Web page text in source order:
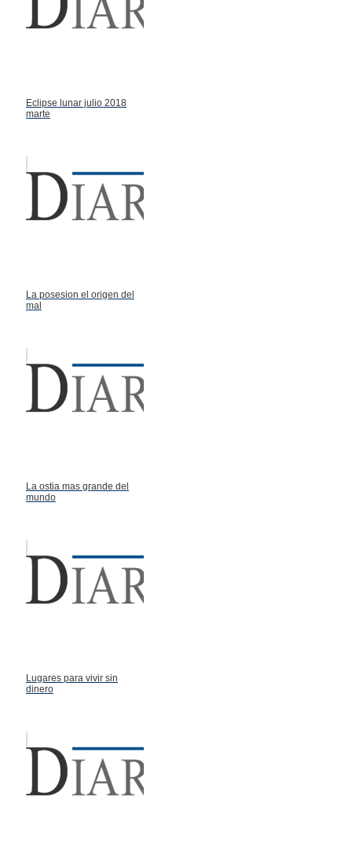
Eclipse lunar julio 2018
marte
La posesion el origen del
mal
La ostia mas grande del
mundo
Lugares para vivir sin
dinero